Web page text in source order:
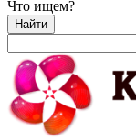
Что ищем?
Найти